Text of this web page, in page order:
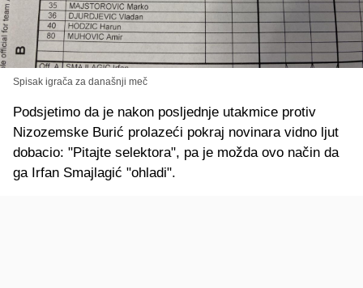
Spisak igrača za današnji meč
Podsjetimo da je nakon posljednje utakmice protiv
Nizozemske Burić prolazeći pokraj novinara vidno ljut
dobacio: "Pitajte selektora", pa je možda ovo način da
ga Irfan Smajlagić "ohladi".